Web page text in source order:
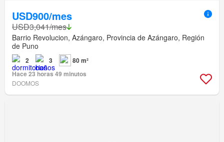
USD900/mes
USD3,041/mes
Barrio Revolucion, Azángaro, Provincia de Azángaro, Región
de Puno
2 3
80 m²
Hace 23 horas 49 minutos
DOOMOS